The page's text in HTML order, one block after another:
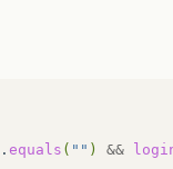
. equals ( "" ) &&